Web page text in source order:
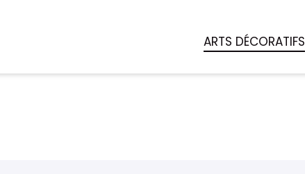
ARTS DÉCORATIFS